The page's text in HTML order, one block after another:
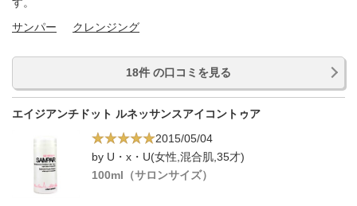
サンパー
クレンジング
18件 の口コミを見る
エイジアンチドット ルネッサンスアイコントゥア
2015/05/04
by U・x・U(女性,混合肌,35才)
100ml（サロンサイズ）